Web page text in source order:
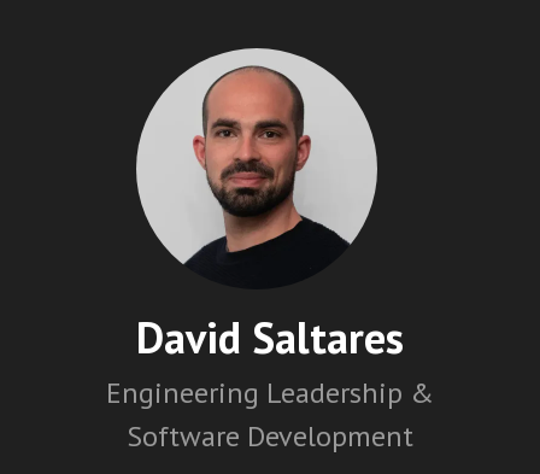
David Saltares
Engineering Leadership &
Software Development